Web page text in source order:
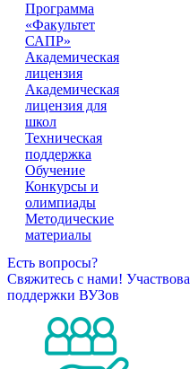
Программа
«Факультет
САПР»
Академическая
лицензия
Академическая
лицензия для
школ
Техническая
поддержка
Обучение
Конкурсы и
олимпиады
Методические
материалы
Есть вопросы?
Свяжитесь с нами!
поддержки ВУЗов